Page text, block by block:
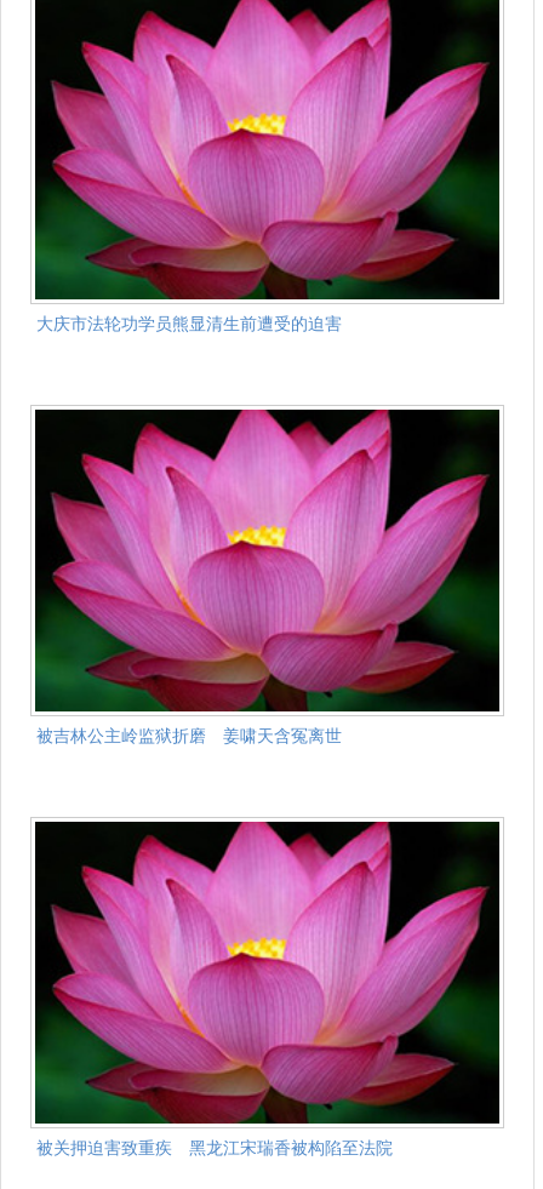
大庆市法轮功学员熊显清生前遭受的迫害
被吉林公主岭监狱折磨 姜啸天含冤离世
被关押迫害致重疾 黑龙江宋瑞香被构陷至法院